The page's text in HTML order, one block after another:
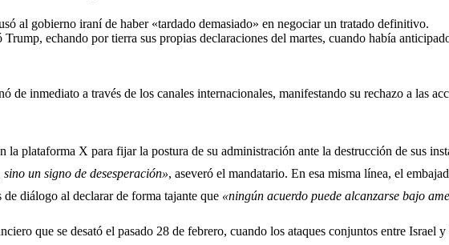
al gobierno iraní de haber «tardado demasiado» en negociar un tratado definitivo.
Trump, echando por tierra sus propias declaraciones del martes, cuando había
inmediato a través de los canales internacionales, manifestando su rechazo a las
plataforma X para fijar la postura de su administración ante la destrucción de sus
un signo de desesperación», aseveró el mandatario. En esa misma línea, el
diálogo al declarar de forma tajante que «ningún acuerdo puede alcanzarse bajo
que se desató el pasado 28 de febrero, cuando los ataques conjuntos entre Israel